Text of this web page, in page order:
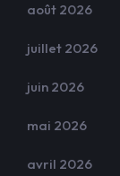
août 2026
juillet 2026
juin 2026
mai 2026
avril 2026